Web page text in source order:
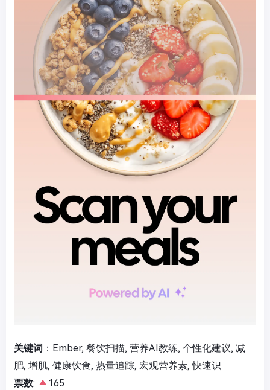
关键词 ：Ember, 餐饮扫描, 营养AI教练, 个性化建议, 减
肥, 增肌, 健康饮食, 热量追踪, 宏观营养素, 快速识
票数:
165